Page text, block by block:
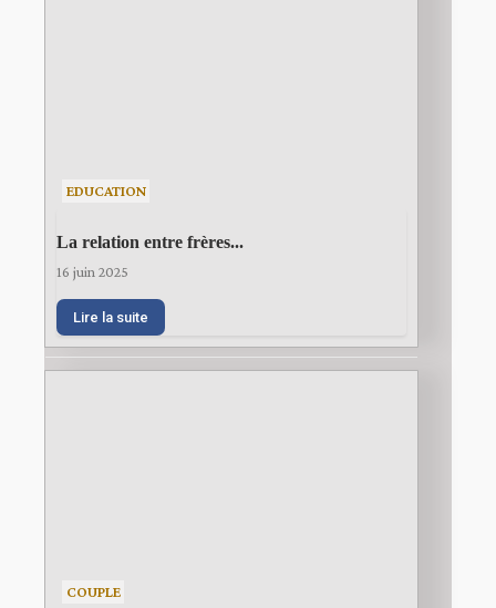
EDUCATION
La relation entre frères...
16 juin 2025
Lire la suite
COUPLE